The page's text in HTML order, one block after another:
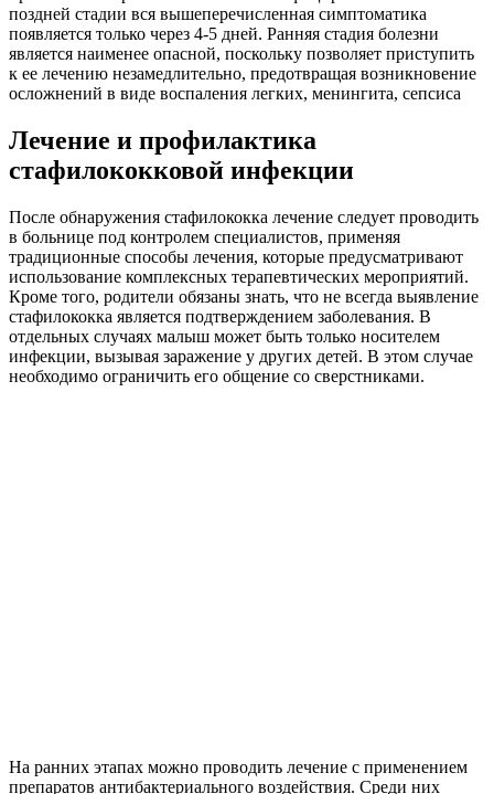
поздней стадии вся вышеперечисленная симптоматика
появляется только через 4-5 дней. Ранняя стадия болезни
является наименее опасной, поскольку позволяет приступить
к ее лечению незамедлительно, предотвращая возникновение
осложнений в виде воспаления легких, менингита, сепсиса
Лечение и профилактика
стафилококковой инфекции
После обнаружения стафилококка лечение следует проводить
в больнице под контролем специалистов, применяя
традиционные способы лечения, которые предусматривают
использование комплексных терапевтических мероприятий.
Кроме того, родители обязаны знать, что не всегда выявление
стафилококка является подтверждением заболевания. В
отдельных случаях малыш может быть только носителем
инфекции, вызывая заражение у других детей. В этом случае
необходимо ограничить его общение со сверстниками.
На ранних этапах можно проводить лечение с применением
препаратов антибактериального воздействия. Среди них